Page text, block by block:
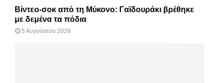
Βίντεο-σοκ από τη Μύκονο: Γαϊδουράκι βρέθηκε
με δεμένα τα πόδια
5 Αυγούστου 2026